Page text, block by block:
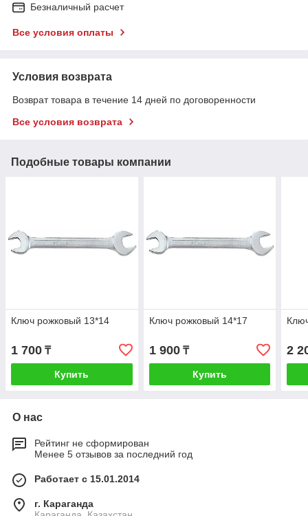
Безналичный расчет
Все условия оплаты
Условия возврата
Возврат товара в течение 14 дней по договоренности
Все условия возврата
Подобные товары компании
Ключ рожковый 13*14
1 700 ₸
Купить
Ключ рожковый 14*17
1 900₸
Купить
2
О нас
Рейтинг не сформирован
Менее 5 отзывов за последний год
Работает с 15.01.2014
г. Караганда